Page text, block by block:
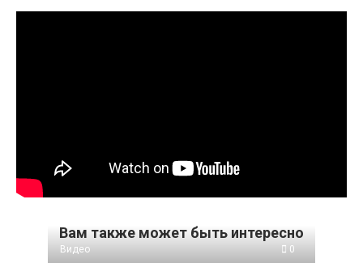
Вам также может быть интересно
Видео 0